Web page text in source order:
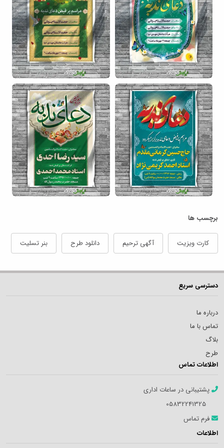
برچسب ها
کارت ویزیت آگهی ترحیم دانلود طرح بنر تسلیت
دسترسی سریع
درباره ما
تماس با ما
بلاگ
طرح
اطلاعات تماس
پشتیبانی در ساعات اداری
05832241325
فرم تماس
اطلاعات